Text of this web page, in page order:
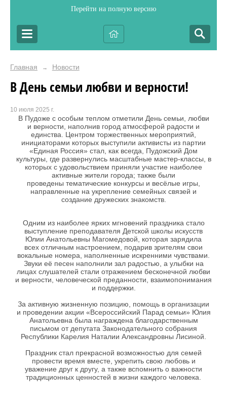
Перейти на полную версию
Главная → Новости
В День семьи любви и верности!
10 июля 2025 г.
В Пудоже с особым теплом отметили День семьи, любви
и верности, наполнив город атмосферой радости и
единства. Центром торжественных мероприятий,
инициаторами которых выступили активисты из партии
«Единая Россия» стал, как всегда, Пудожский Дом
культуры, где развернулись масштабные мастер-классы, в
которых с удовольствием приняли участие наиболее
активные жители города; также были
проведены тематические конкурсы и весёлые игры,
направленные на укрепление семейных связей и
создание дружеских знакомств.
Одним из наиболее ярких мгновений праздника стало
выступление преподавателя Детской школы искусств
Юлии Анатольевны Магомедовой, которая зарядила
всех отличным настроением, подарив зрителям свои
вокальные номера, наполненные искренними чувствами.
Звуки её песен наполнили зал радостью, а улыбки на
лицах слушателей стали отражением бесконечной любви
и верности, человеческой преданности, взаимопонимания
и поддержки.
За активную жизненную позицию, помощь в организации
и проведении акции «Всероссийский Парад семьи» Юлия
Анатольевна была награждена благодарственным
письмом от депутата Законодательного собрания
Республики Карелия Наталии Александровны Лисиной.
Праздник стал прекрасной возможностью для семей
провести время вместе, укрепить свою любовь и
уважение друг к другу, а также вспомнить о важности
традиционных ценностей в жизни каждого человека.